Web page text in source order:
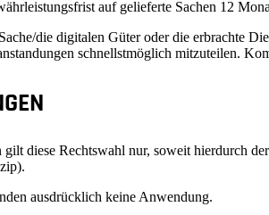
auf gelieferte Sachen 12
die digitalen Güter oder die erbrachte
schnellstmöglich mitzuteilen.
diese Rechtswahl nur, soweit hierdurch
ausdrücklich keine Anwendung.